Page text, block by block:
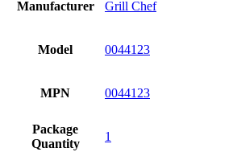
Manufacturer Grill Chef
Model 0044123
MPN 0044123
Package
Quantity
1